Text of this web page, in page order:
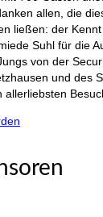
allen, die
ließen: der
Suhl für die
von der
und des
allerliebsten